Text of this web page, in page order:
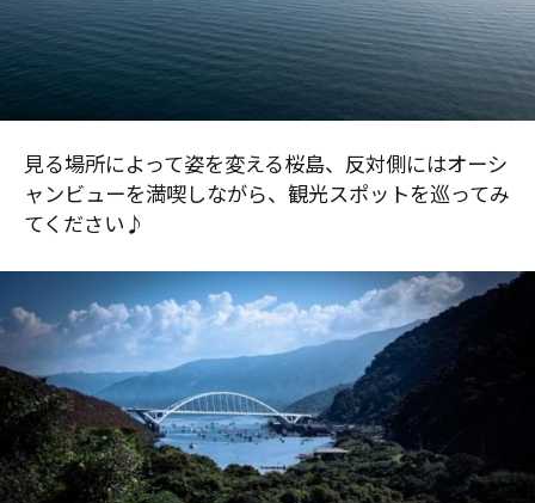
見る場所によって姿を変える桜島、反対側にはオーシ
ャンビューを満喫しながら、観光スポットを巡ってみ
てください♪